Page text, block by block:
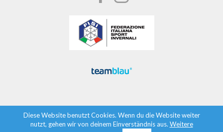
Diese Website benutzt Cookies. Wenn du die Website weiter
nutzt, gehen wir von deinem Einverständnis aus. Weitere